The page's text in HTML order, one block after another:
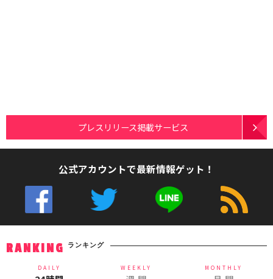
プレスリリース掲載サービス
公式アカウントで最新情報ゲット！
RANKING ランキング
DAILY WEEKLY MONTHLY